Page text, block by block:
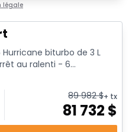
légale
biturbo de 3 L
au ralenti - 6...
89 982$+ tx
81 732 $